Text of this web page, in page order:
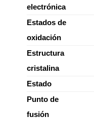
electrónica
Estados de
oxidación
Estructura
cristalina
Estado
Punto de
fusión